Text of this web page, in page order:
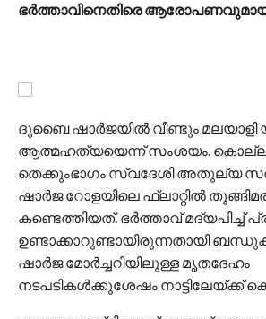
ഭർത്താവിനെതിരെ
ദുബൈ ഷാർജയിൽ വീണ്ടും
ആത്മഹത്യയെന്ന് സംശയം.
തെക്കുംഭാഗം സ്വദേശി അതുല്യ
ഷാർജ റോളയിലെ ഫ്ലാറ്റിൽ
കണ്ടെത്തിയത്. ഭർത്താവ് മദ്യപിച്ച്
ഉണ്ടാക്കാറുണ്ടായിരുന്നതായി
ഷാർജ മോർച്ചറിയിലുള്ള മൃതദേഹം
നടപടികൾക്കുശേഷം